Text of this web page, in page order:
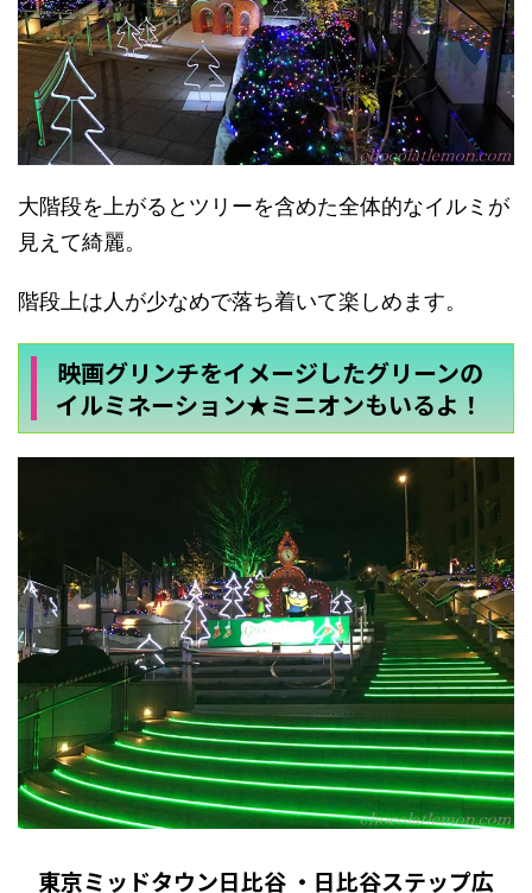
大階段を上がるとツリーを含めた全体的なイルミが
見えて綺麗。
階段上は人が少なめで落ち着いて楽しめます。
映画グリンチをイメージしたグリーンの
イルミネーション★ミニオンもいるよ！
東京ミッドタウン日比谷 ・日比谷ステップ広